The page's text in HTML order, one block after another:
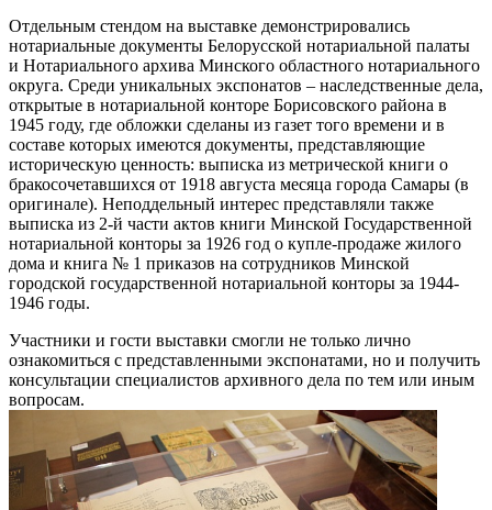
Отдельным стендом на выставке демонстрировались
нотариальные документы Белорусской нотариальной палаты
и Нотариального архива Минского областного нотариального
округа. Среди уникальных экспонатов – наследственные дела,
открытые в нотариальной конторе Борисовского района в
1945 году, где обложки сделаны из газет того времени и в
составе которых имеются документы, представляющие
историческую ценность: выписка из метрической книги о
бракосочетавшихся от 1918 августа месяца города Самары (в
оригинале). Неподдельный интерес представляли также
выписка из 2-й части актов книги Минской Государственной
нотариальной конторы за 1926 год о купле-продаже жилого
дома и книга № 1 приказов на сотрудников Минской
городской государственной нотариальной конторы за 1944-
1946 годы.
Участники и гости выставки смогли не только лично
ознакомиться с представленными экспонатами, но и получить
консультации специалистов архивного дела по тем или иным
вопросам.